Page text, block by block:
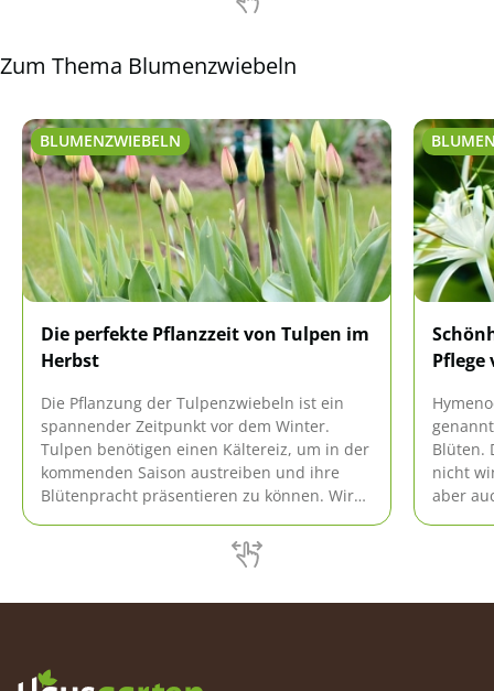
Zum Thema Blumenzwiebeln
BLUMENZWIEBELN
Die perfekte Pflanzzeit von Tulpen im
Herbst
Die Pflanzung der Tulpenzwiebeln ist ein
spannender Zeitpunkt vor dem Winter.
Tulpen benötigen einen Kältereiz, um in der
kommenden Saison austreiben und ihre
Blütenpracht präsentieren zu können. Wird
Pflege
Blüten.
nicht
aber